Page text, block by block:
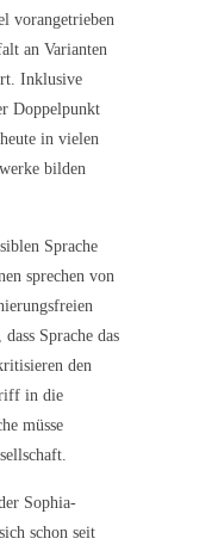
vorangetrieben
an Varianten
Inklusive
Doppelpunkt
in vielen
bilden
Sprache
sprechen von
Sprache das
den
in die
müsse
Sophia-
schon seit